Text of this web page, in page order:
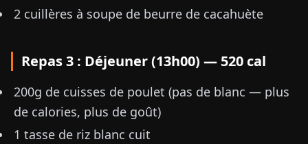
2 cuillères à soupe de beurre de cacahuète
Repas 3 : Déjeuner (13h00) — 520 cal
200g de cuisses de poulet (pas de blanc — plus
de calories, plus de goût)
1 tasse de riz blanc cuit